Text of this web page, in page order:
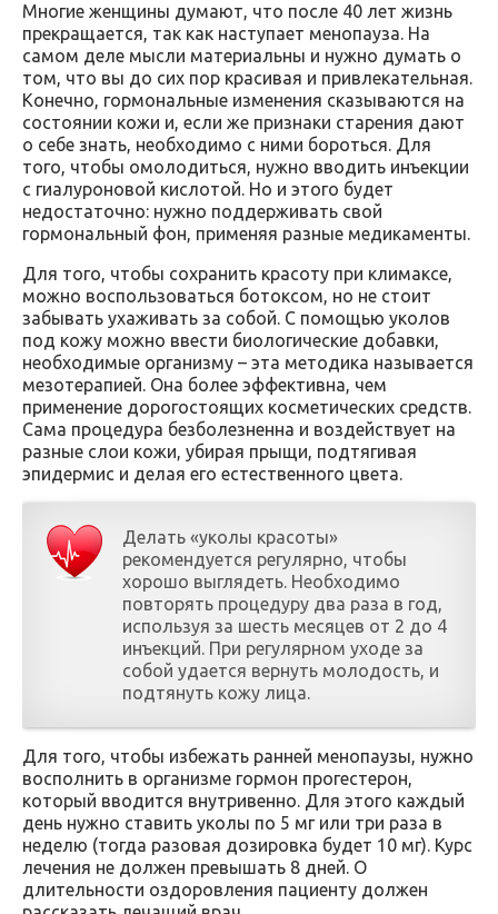
Многие женщины думают, что после 40 лет жизнь
прекращается, так как наступает менопауза. На
самом деле мысли материальны и нужно думать о
том, что вы до сих пор красивая и привлекательная.
Конечно, гормональные изменения сказываются на
состоянии кожи и, если же признаки старения дают
о себе знать, необходимо с ними бороться. Для
того, чтобы омолодиться, нужно вводить инъекции
с гиалуроновой кислотой. Но и этого будет
недостаточно: нужно поддерживать свой
гормональный фон, применяя разные медикаменты.
Для того, чтобы сохранить красоту при климаксе,
можно воспользоваться ботоксом, но не стоит
забывать ухаживать за собой. С помощью уколов
под кожу можно ввести биологические добавки,
необходимые организму – эта методика называется
мезотерапией. Она более эффективна, чем
применение дорогостоящих косметических средств.
Сама процедура безболезненна и воздействует на
разные слои кожи, убирая прыщи, подтягивая
эпидермис и делая его естественного цвета.
Делать «уколы красоты»
рекомендуется регулярно, чтобы
хорошо выглядеть. Необходимо
повторять процедуру два раза в год,
используя за шесть месяцев от 2 до 4
инъекций. При регулярном уходе за
собой удается вернуть молодость, и
подтянуть кожу лица.
Для того, чтобы избежать ранней менопаузы, нужно
восполнить в организме гормон прогестерон,
который вводится внутривенно. Для этого каждый
день нужно ставить уколы по 5 мг или три раза в
неделю (тогда разовая дозировка будет 10 мг). Курс
лечения не должен превышать 8 дней. О
длительности оздоровления пациенту должен